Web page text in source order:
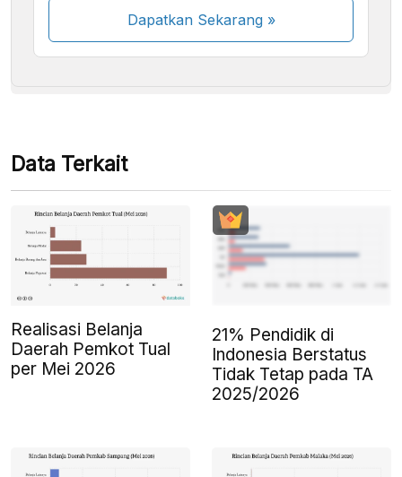
Dapatkan Sekarang»
Beberapa metode pembayaran masih dalam
Data Terkait
Realisasi Belanja
Daerah Pemkot Tual
per Mei 2026
21% Pendidik di
Indonesia Berstatus
Tidak Tetap pada TA
2025/2026